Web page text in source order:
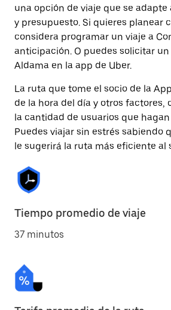
una opción de viaje que se adapte
y presupuesto. Si quieres planear
considera programar un viaje a
anticipación. O puedes solicitar un
Aldama en la app de Uber.
La ruta que tome el socio de la
de la hora del día y otros factores,
la cantidad de usuarios que
Puedes viajar sin estrés sabiendo
le sugerirá la ruta más eficiente al
Tiempo promedio de viaje
37 minutos